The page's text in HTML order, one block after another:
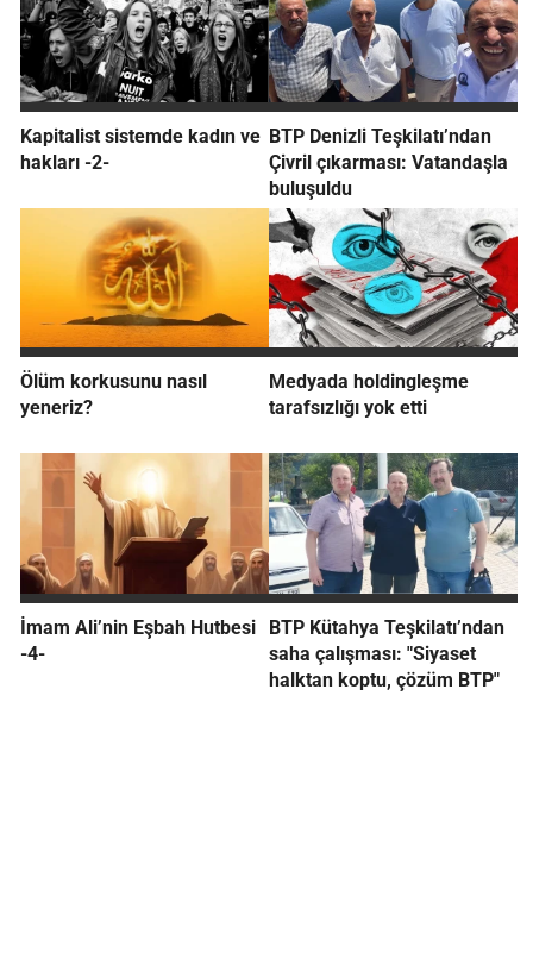
Kapitalist sistemde kadın ve
hakları -2-
BTP Denizli Teşkilatı’ndan
Çivril çıkarması: Vatandaşla
buluşuldu
Ölüm korkusunu nasıl
yeneriz?
Medyada holdingleşme
tarafsızlığı yok etti
İmam Ali’nin Eşbah Hutbesi
-4-
BTP Kütahya Teşkilatı’ndan
saha çalışması: "Siyaset
halktan koptu, çözüm BTP"